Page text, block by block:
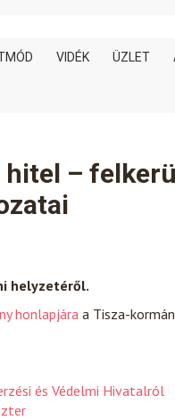
VIDÉK ÜZLET
hitel –
helyzetéről.
honlapjára a Tisza-
és Védelmi Hivatalról